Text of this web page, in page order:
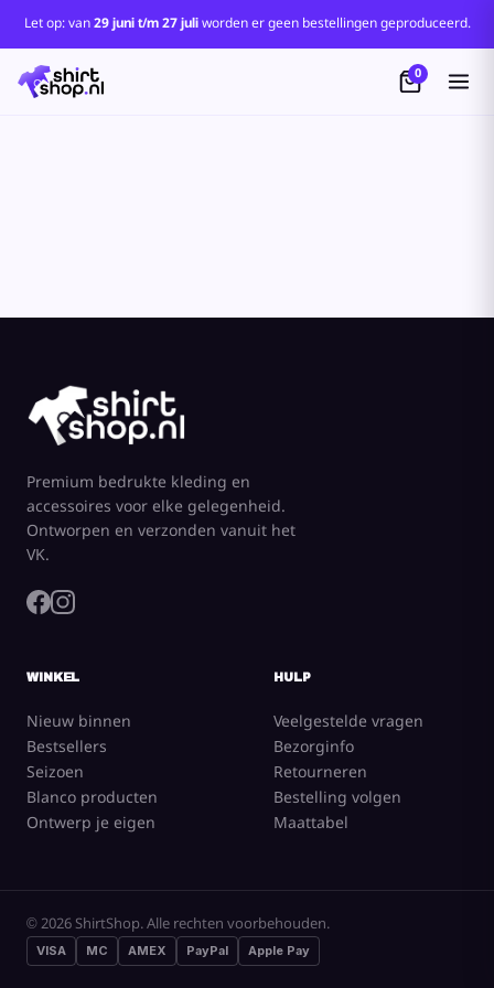
Let op: van29 juni t/m 27 juliworden er geen bestellingen geproduceerd.
0
Premium bedrukte kleding en
accessoires voor elke gelegenheid.
Ontworpen en verzonden vanuit het
VK.
WINKEL
Nieuw binnen
Bestsellers
Seizoen
Blanco producten
Ontwerp je eigen
HULP
Veelgestelde vragen
Bezorginfo
Retourneren
Bestelling volgen
Maattabel
© 2026 ShirtShop. Alle rechten voorbehouden.
VISA MC AMEX PayPal Apple Pay
Standaard
Price: Lowest First
Price: Highest First